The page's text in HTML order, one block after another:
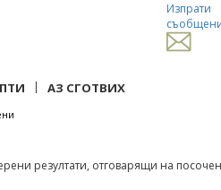
Изпрати
| АЗ СГОТВИХ
резултати, отговарящи на